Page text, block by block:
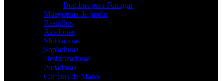
Bombas para Fumigar
Mangueras de jardín
Rastrillos
Azadones
Motosierras
Sopladoras
Desbrozadoras
Podadoras
Carretas de Mano